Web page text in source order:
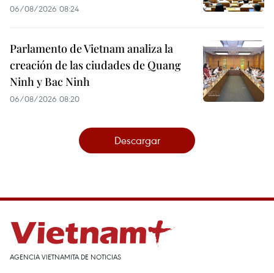
06/08/2026 08:24
Parlamento de Vietnam analiza la
creación de las ciudades de Quang
Ninh y Bac Ninh
06/08/2026 08:20
Descargar
AGENCIA VIETNAMITA DE NOTICIAS